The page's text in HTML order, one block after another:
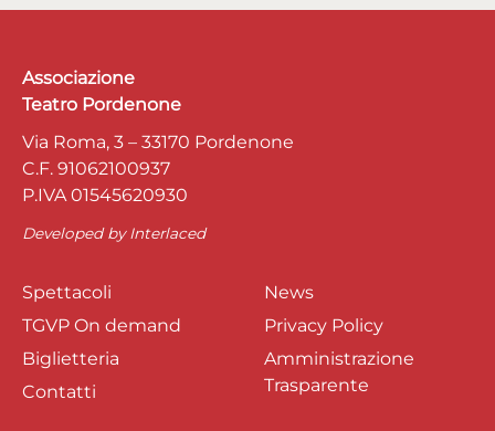
Associazione
Teatro Pordenone
Via Roma, 3 – 33170 Pordenone
C.F. 91062100937
P.IVA 01545620930
Developed byInterlaced
Spettacoli
TGVP On demand
Biglietteria
Contatti
News
Privacy Policy
Amministrazione
Trasparente